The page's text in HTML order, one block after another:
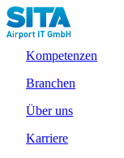
Kompetenzen
Branchen
Über uns
Karriere